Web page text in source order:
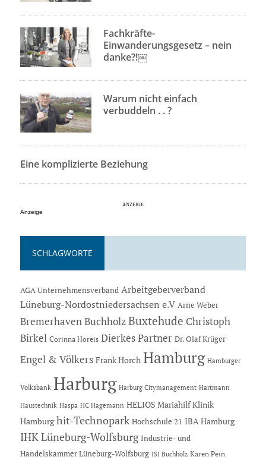
Fachkräfte-
Einwanderungsgesetz – nein
danke?!￼
Warum nicht einfach
verbuddeln . . ?
Eine komplizierte Beziehung
Anzeige
SCHLAGWORTE
AGA Unternehmensverband Arbeitgeberverband
Lüneburg-Nordostniedersachsen e.V Arne Weber
Bremerhaven Buchholz Buxtehude Christoph
Birkel Corinna Horeis Dierkes Partner Dr. Olaf Krüger
Engel & Völkers Frank Horch Hamburg Hamburger
Volksbank Harburg Harburg Citymanagement Hartmann
Haustechnik Haspa HC Hagemann HELIOS Mariahilf Klinik
Hamburg hit-Technopark Hochschule 21 IBA Hamburg
IHK Lüneburg-Wolfsburg Industrie- und
Handelskammer Lüneburg-Wolfsburg ISI Buchholz Karen Pein